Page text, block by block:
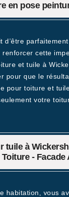
en pose
d’être
renforcer cette
et tuile à
pour que le
pour toiture et
votre
tuile à
Toiture - Facade
habitation, vous